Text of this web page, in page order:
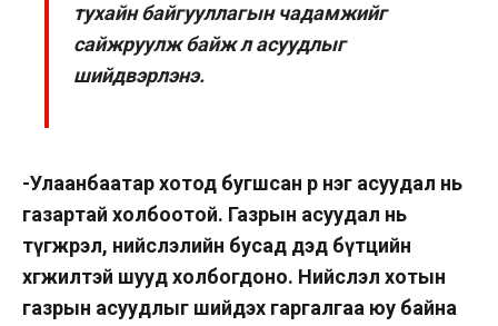
тухайн байгууллагын чадамжийг
сайжруулж байж л асуудлыг
шийдвэрлэнэ.
-Улаанбаатар хотод бугшсан өөр нэг асуудал нь
газартай холбоотой. Газрын асуудал нь
түгжрэл, нийслэлийн бусад дэд бүтцийн
хөгжилтэй шууд холбогдоно. Нийслэл хотын
газрын асуудлыг шийдэх гаргалгаа юу байна